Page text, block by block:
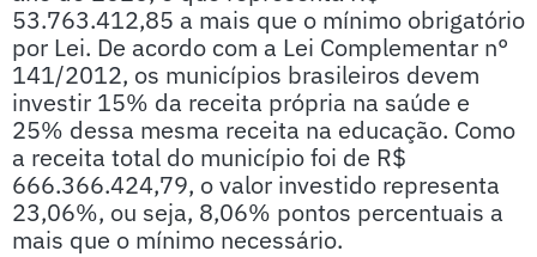
53.763.412,85 a mais que o mínimo obrigatório
por Lei. De acordo com a Lei Complementar n°
141/2012, os municípios brasileiros devem
investir 15% da receita própria na saúde e
25% dessa mesma receita na educação. Como
a receita total do município foi de R$
666.366.424,79, o valor investido representa
23,06%, ou seja, 8,06% pontos percentuais a
mais que o mínimo necessário.